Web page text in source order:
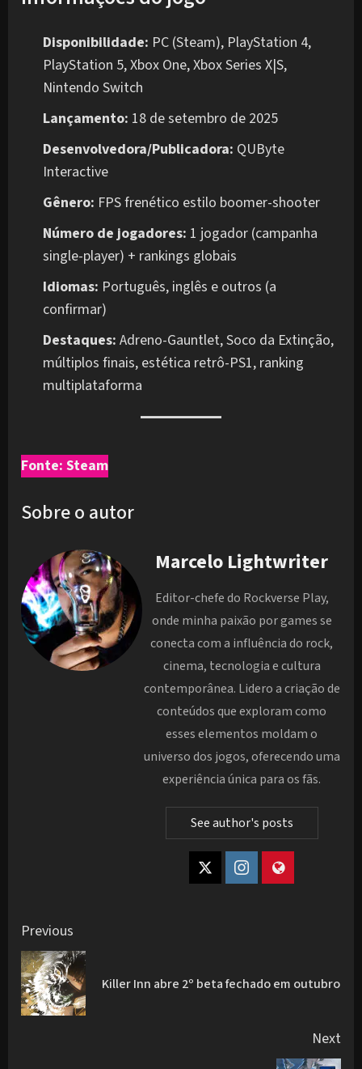
Disponibilidade: PC (Steam), PlayStation 4,
PlayStation 5, Xbox One, Xbox Series X|S,
Nintendo Switch
Lançamento: 18 de setembro de 2025
Desenvolvedora/Publicadora: QUByte
Interactive
Gênero: FPS frenético estilo boomer-shooter
Número de jogadores: 1 jogador (campanha
single-player) + rankings globais
Idiomas: Português, inglês e outros (a
confirmar)
Destaques: Adreno-Gauntlet, Soco da Extinção,
múltiplos finais, estética retrô-PS1, ranking
multiplataforma
Fonte: Steam
Sobre o autor
Marcelo Lightwriter
Editor-chefe do Rockverse Play,
onde minha paixão por games se
conecta com a influência do rock,
cinema, tecnologia e cultura
contemporânea. Lidero a criação de
conteúdos que exploram como
esses elementos moldam o
universo dos jogos, oferecendo uma
experiência única para os fãs.
See author's posts
Post
navigation
Previous
Killer Inn abre 2º beta fechado em outubro
Next